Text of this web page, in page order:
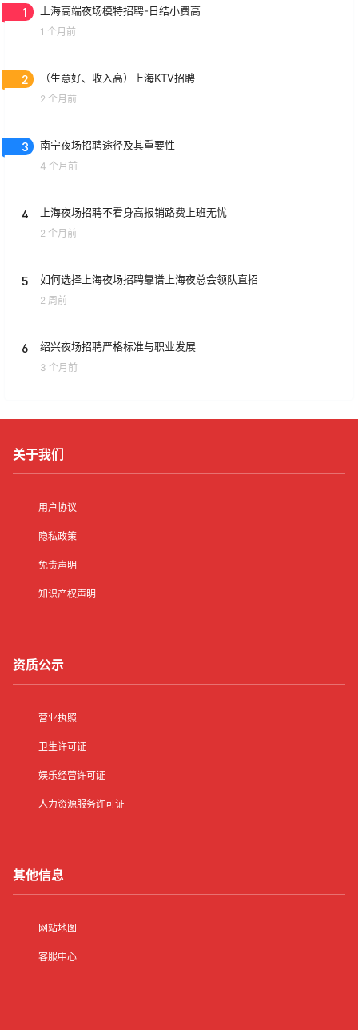
1 上海高端夜场模特招聘-日结小费高
1 个月前
2 （生意好、收入高）上海KTV招聘
2 个月前
3 南宁夜场招聘途径及其重要性
4 个月前
4 上海夜场招聘不看身高报销路费上班无忧
2 个月前
5 如何选择上海夜场招聘靠谱上海夜总会领队直招
2 周前
6 绍兴夜场招聘严格标准与职业发展
3 个月前
关于我们
用户协议
隐私政策
免责声明
知识产权声明
资质公示
营业执照
卫生许可证
娱乐经营许可证
人力资源服务许可证
其他信息
网站地图
客服中心